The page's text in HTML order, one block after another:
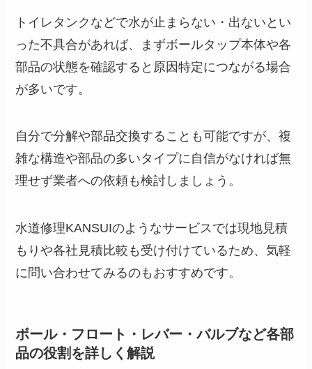
トイレタンクなどで水が止まらない・出ないとい
った不具合があれば、まずボールタップ本体や各
部品の状態を確認すると原因特定につながる場合
が多いです。
自分で分解や部品交換することも可能ですが、複
雑な構造や部品の多いタイプに自信がなければ無
理せず業者への依頼も検討しましょう。
水道修理KANSUIのようなサービスでは現地見積
もりや各社見積比較も受け付けているため、気軽
に問い合わせてみるのもおすすめです。
ボール・フロート・レバー・バルブなど各部
品の役割を詳しく解説